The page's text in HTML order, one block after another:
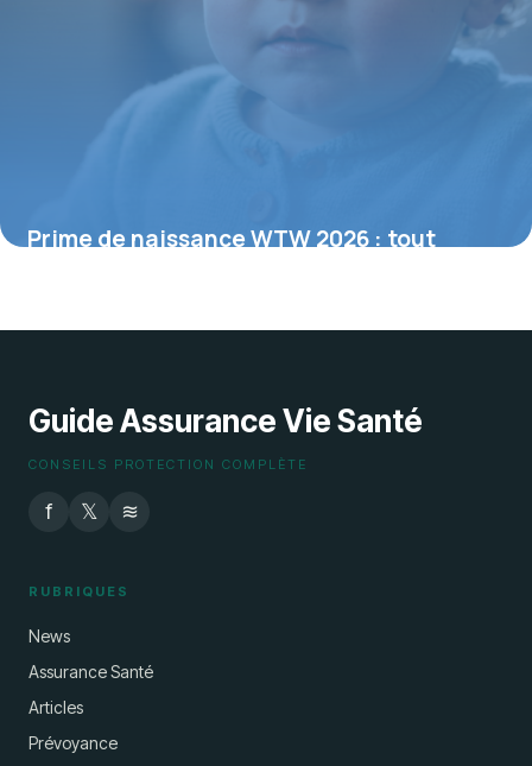
Prime de naissance WTW 2026 : tout
Guide Assurance Vie Santé
CONSEILS PROTECTION COMPLÈTE
f 𝕏 ≋
RUBRIQUES
News
Assurance Santé
Articles
Prévoyance